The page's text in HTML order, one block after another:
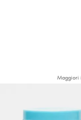
Maggiori